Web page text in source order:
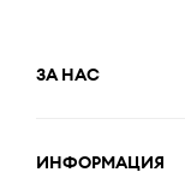
ЗА НАС
ИНФОРМАЦИЯ